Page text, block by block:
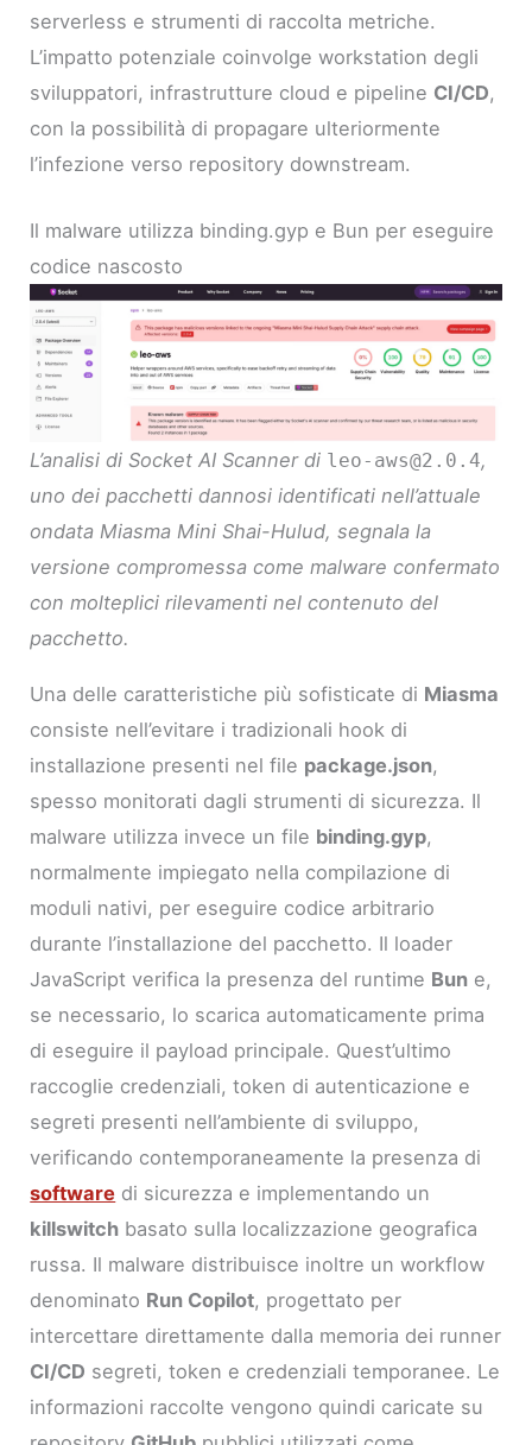
serverless e strumenti di raccolta metriche.
L’impatto potenziale coinvolge workstation degli
sviluppatori, infrastrutture cloud e pipeline CI/CD,
con la possibilità di propagare ulteriormente
l’infezione verso repository downstream.
Il malware utilizza binding.gyp e Bun per eseguire
codice nascosto
L’analisi di Socket AI Scanner di leo-aws@2.0.4,
uno dei pacchetti dannosi identificati nell’attuale
ondata Miasma Mini Shai-Hulud, segnala la
versione compromessa come malware confermato
con molteplici rilevamenti nel contenuto del
pacchetto.
Una delle caratteristiche più sofisticate di Miasma
consiste nell’evitare i tradizionali hook di
installazione presenti nel file package.json,
spesso monitorati dagli strumenti di sicurezza. Il
malware utilizza invece un file binding.gyp,
normalmente impiegato nella compilazione di
moduli nativi, per eseguire codice arbitrario
durante l’installazione del pacchetto. Il loader
JavaScript verifica la presenza del runtime Bun e,
se necessario, lo scarica automaticamente prima
di eseguire il payload principale. Quest’ultimo
raccoglie credenziali, token di autenticazione e
segreti presenti nell’ambiente di sviluppo,
verificando contemporaneamente la presenza di
software di sicurezza e implementando un
killswitch basato sulla localizzazione geografica
russa. Il malware distribuisce inoltre un workflow
denominato Run Copilot, progettato per
intercettare direttamente dalla memoria dei runner
CI/CD segreti, token e credenziali temporanee. Le
informazioni raccolte vengono quindi caricate su